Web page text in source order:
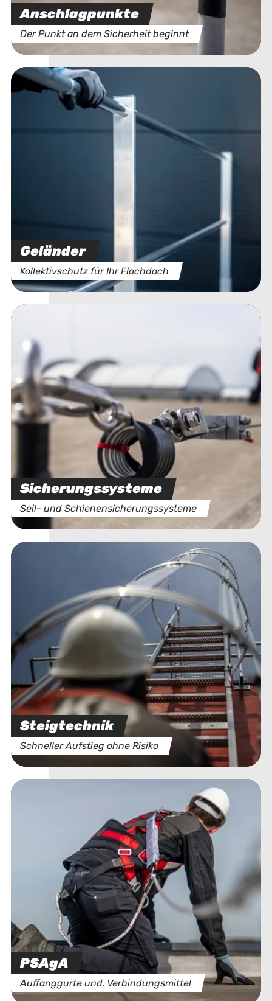
Anschlagpunkte
Der Punkt an dem Sicherheit beginnt
Geländer
Kollektivschutz für Ihr Flachdach
Sicherungssysteme
Seil- und Schienensicherungssysteme
Steigtechnik
Schneller Aufstieg ohne Risiko
PSAgA
Auffanggurte und. Verbindungsmittel